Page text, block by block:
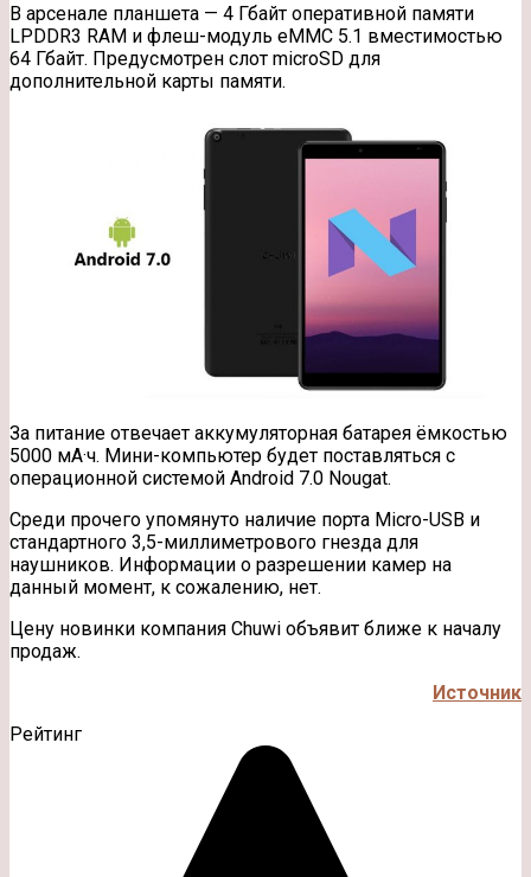
В арсенале планшета — 4 Гбайт оперативной памяти
LPDDR3 RAM и флеш-модуль eMMC 5.1 вместимостью
64 Гбайт. Предусмотрен слот microSD для
дополнительной карты памяти.
За питание отвечает аккумуляторная батарея ёмкостью
5000 мА·ч. Мини-компьютер будет поставляться с
операционной системой Android 7.0 Nougat.
Среди прочего упомянуто наличие порта Micro-USB и
стандартного 3,5-миллиметрового гнезда для
наушников. Информации о разрешении камер на
данный момент, к сожалению, нет.
Цену новинки компания Chuwi объявит ближе к началу
продаж.
Источник
Рейтинг